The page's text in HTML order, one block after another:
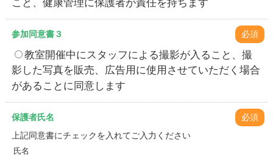
こと、健康管理に保護者が責任を持ちます
参加同意書３ 必須
教室開催中にスタッフによる撮影が入ること、撮
影した写真を販売、広告用に使用させていただく場合
があることに同意します
保護者氏名
必須
上記同意書にチェックを入れてご入力ください
氏名